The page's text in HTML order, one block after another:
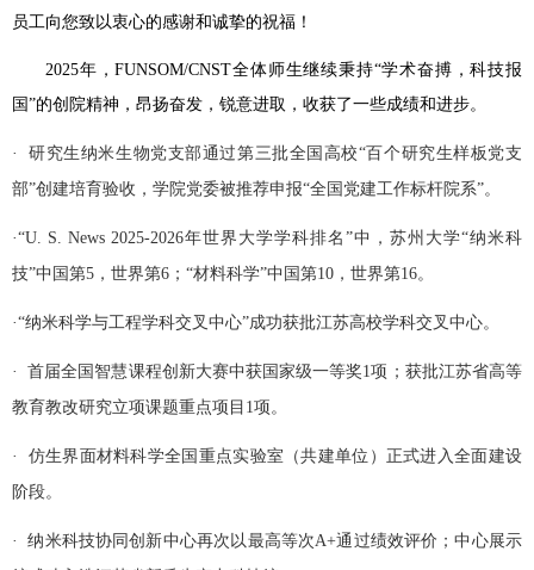
员工向您致以衷心的感谢和诚挚的祝福！
2025年，FUNSOM/CNST全体师生继续秉持“学术奋搏，科技报
国”的创院精神，昂扬奋发，锐意进取，收获了一些成绩和进步。
· 研究生纳米生物党支部通过第三批全国高校“百个研究生样板党支
部”创建培育验收，学院党委被推荐申报“全国党建工作标杆院系”。
·“U. S. News 2025-2026年世界大学学科排名”中，苏州大学“纳米科
技”中国第5，世界第6；“材料科学”中国第10，世界第16。
·“纳米科学与工程学科交叉中心”成功获批江苏高校学科交叉中心。
· 首届全国智慧课程创新大赛中获国家级一等奖1项；获批江苏省高等
教育教改研究立项课题重点项目1项。
· 仿生界面材料科学全国重点实验室（共建单位）正式进入全面建设
阶段。
· 纳米科技协同创新中心再次以最高等次A+通过绩效评价；中心展示